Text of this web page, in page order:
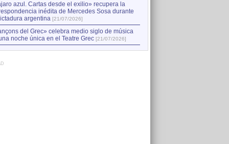
azul. Cartas desde el exilio» recupera la
inédita de Mercedes Sosa durante
argentina [21/07/2026]
del Grec» celebra medio siglo de música
noche única en el Teatre Grec [21/07/2026]